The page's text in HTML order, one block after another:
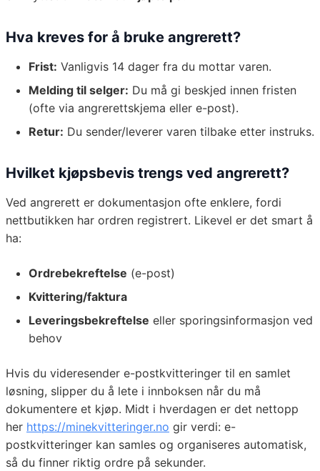
Hva kreves for å bruke angrerett?
Frist: Vanligvis 14 dager fra du mottar varen.
Melding til selger: Du må gi beskjed innen fristen
(ofte via angrerettskjema eller e-post).
Retur: Du sender/leverer varen tilbake etter instruks.
Hvilket kjøpsbevis trengs ved angrerett?
Ved angrerett er dokumentasjon ofte enklere, fordi
nettbutikken har ordren registrert. Likevel er det smart å
ha:
Ordrebekreftelse (e-post)
Kvittering/faktura
Leveringsbekreftelse eller sporingsinformasjon ved
behov
Hvis du videresender e-postkvitteringer til en samlet
løsning, slipper du å lete i innboksen når du må
dokumentere et kjøp. Midt i hverdagen er det nettopp
her https://minekvitteringer.no gir verdi: e-
postkvitteringer kan samles og organiseres automatisk,
så du finner riktig ordre på sekunder.